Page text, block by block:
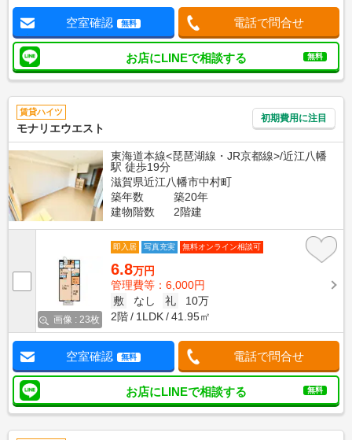
空室確認 無料 電話で問合せ
お店にLINEで相談する 無料
賃貸ハイツ
モナリエウエスト
初期費用に注目
東海道本線<琵琶湖線・JR京都線>/近江八幡
駅 徒歩19分
滋賀県近江八幡市中村町
築年数
築20年
建物階数
2階建
画像 : 23枚
即入居 写真充実 無料オンライン相談可
6.8万円
管理費等：6,000円
敷
なし 礼
10万
2階
1LDK 41.95㎡
空室確認 無料 電話で問合せ
お店にLINEで相談する 無料